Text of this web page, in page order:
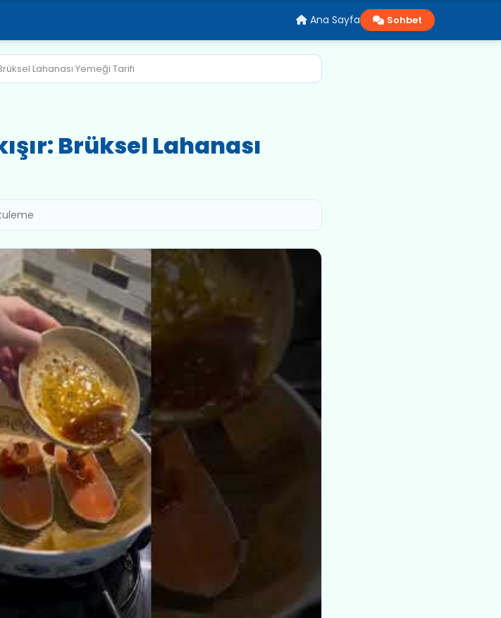
Ana Sayfa Sohbet
Lahanası Yemeği Tarifi
Brüksel Lahanası